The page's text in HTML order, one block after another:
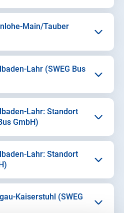
Main/Tauber
Lahr (SWEG Bus
Lahr: Standort
GmbH)
Lahr: Standort
Kaiserstuhl (SWEG